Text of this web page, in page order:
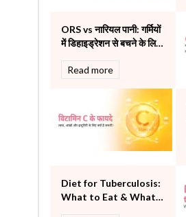
Pulmonology
Rheumatology
Surgery
The Breast Centre
The Oncology Centre
Urology
Water Birthing
ORS vs नारियल पानी: गर्मियों
में डिहाइड्रेशन से बचने के लिए
Read more
Diet for Tuberculosis:
What to Eat & What